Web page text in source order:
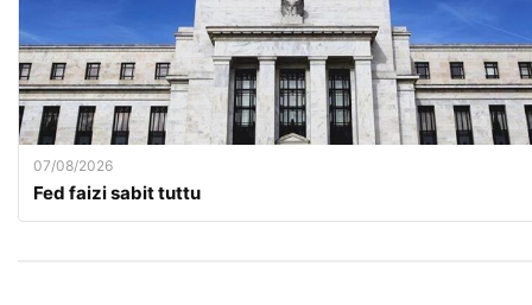
07/08/2026
Fed faizi sabit tuttu